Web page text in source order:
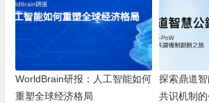
WorldBrain研报：人工智能如何
重塑全球经济格局
探索鼎道
共识机制